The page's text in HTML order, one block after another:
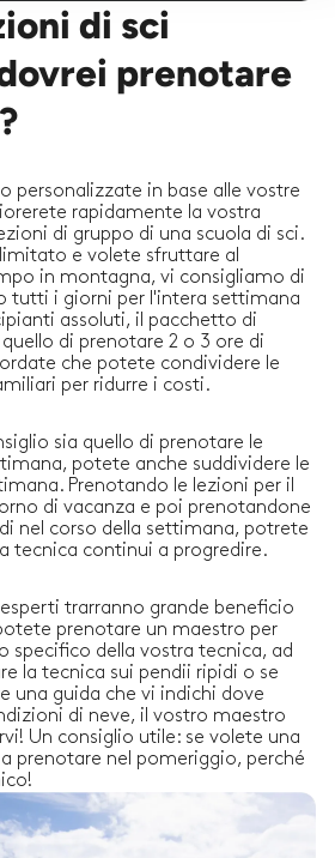
di sci
prenotare
personalizzate in base alle vostre
rapidamente la vostra
di gruppo di una scuola di sci.
e volete sfruttare al
in montagna, vi consigliamo di
tutti i giorni per l'intera settimana
assoluti, il pacchetto di
di prenotare 2 o 3 ore di
che potete condividere le
per ridurre i costi.
sia quello di prenotare le
potete anche suddividere le
Prenotando le lezioni per il
di vacanza e poi prenotandone
nel corso della settimana, potrete
tecnica continui a progredire.
trarranno grande beneficio
prenotare un maestro per
specifico della vostra tecnica, ad
la tecnica sui pendii ripidi o se
una guida che vi indichi dove
di neve, il vostro maestro
Un consiglio utile: se volete una
prenotare nel pomeriggio, perché